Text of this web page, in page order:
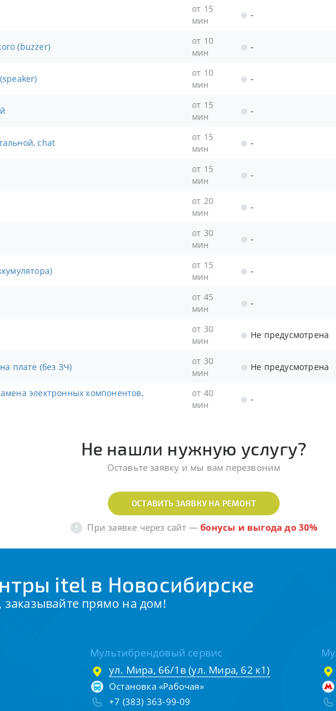
от 15
мин
-
(buzzer)
от 10
мин
-
от 10
мин
-
от 15
мин
-
chat
от 15
мин
-
от 15
мин
-
от 20
мин
-
от 30
мин
-
от 15
мин
-
от 45
мин
-
от 30
мин
Не предусмотрена
плате (без ЗЧ)
от 30
мин
Не предусмотрена
от 40
мин
-
Не нашли нужную услугу?
Оставьте заявку и мы вам перезвоним
ОСТАВИТЬ ЗАЯВКУ НА РЕМОНТ
При заявке через сайт —бонусы и выгода до 30%
itel в Новосибирске
заказывайте прямо на дом!
Мультибрендовый сервис
ул. Мира, 66/1в (ул. Мира, 62 к1)
Остановка «Рабочая»
+7 (383) 363-99-09